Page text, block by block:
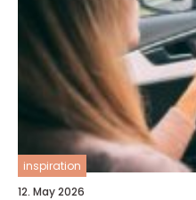
inspiration
12. May 2026